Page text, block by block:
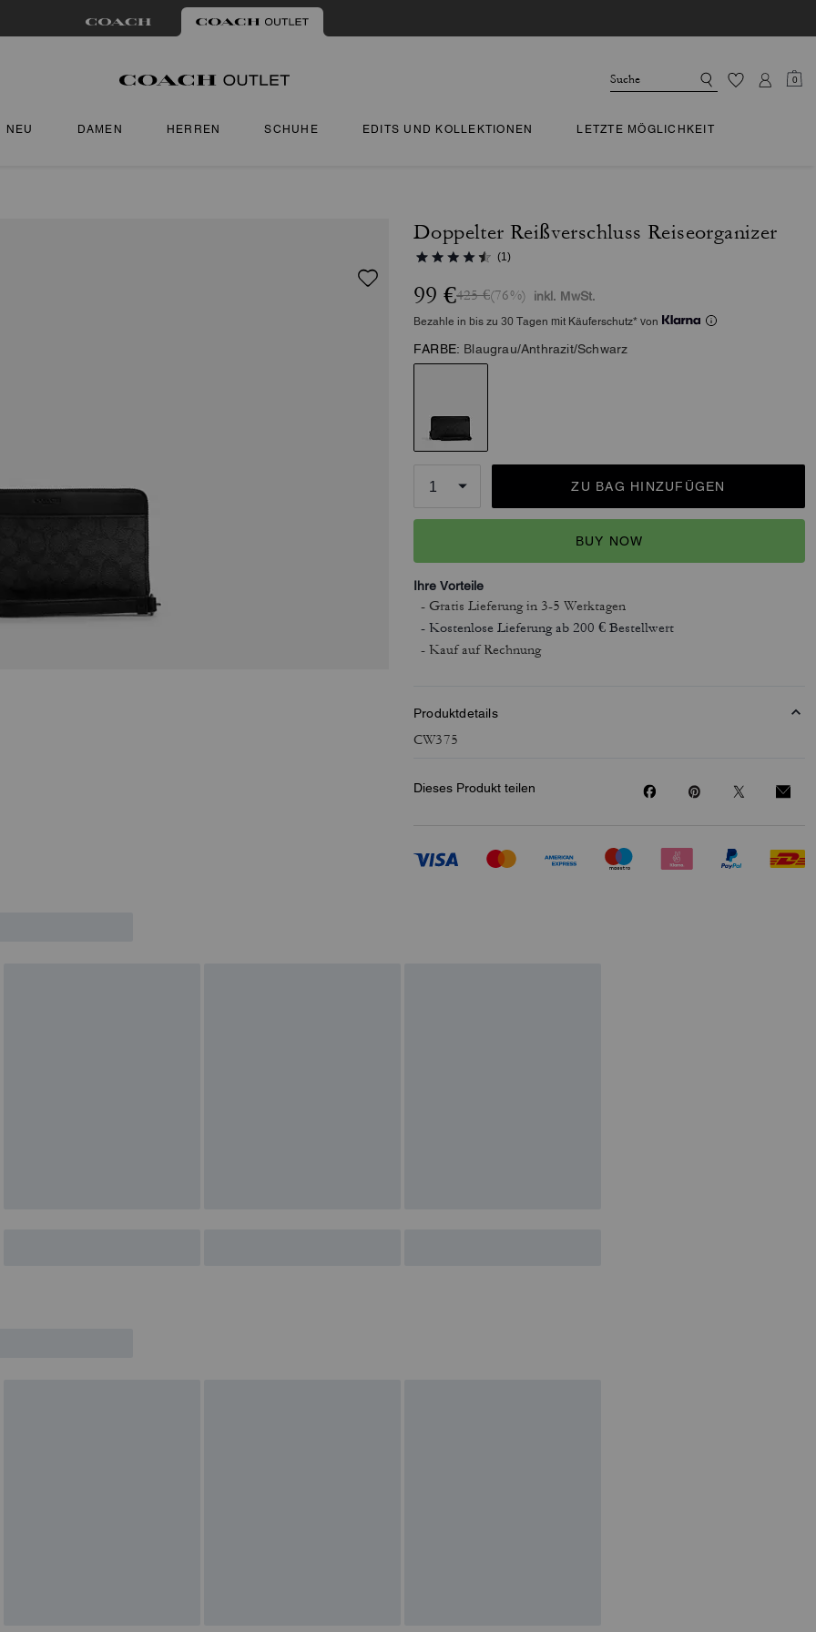
0
NEU DAMEN HERREN SCHUHE EDITS UND KOLLEKTIONEN LETZTE MÖGLICHKEIT
Doppelter Reißverschluss Reiseorganizer
(1)
99 €425 €(76%) inkl. MwSt.
Bezahle in bis zu 30 Tagen mit Käuferschutz* von
FARBE: Blaugrau/Anthrazit/Schwarz
ZU BAG HINZUFÜGEN
BUY NOW
Ihre Vorteile
- Gratis Lieferungin 3-5 Werktagen
- Kostenlose Lieferung ab 200 € Bestellwert
- Kauf auf Rechnung
Produktdetails
CW375
Dieses Produkt teilen